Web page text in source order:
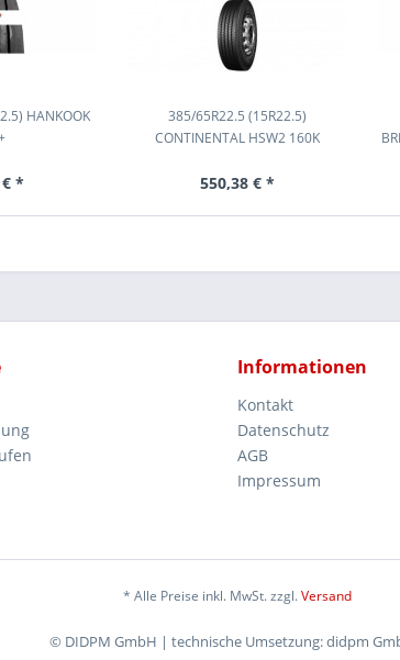
HANKOOK
*
385/65R22.5 (15R22.5)
CONTINENTAL HSW2 160K
550,38 € *
Informationen
Kontakt
Datenschutz
AGB
Impressum
* Alle Preise inkl. MwSt. zzgl.Versand
© DIDPM GmbH | technische Umsetzung: didpm